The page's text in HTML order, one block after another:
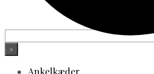
×
Ankelkæder